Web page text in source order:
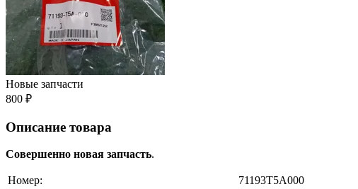
Новые запчасти
800 ₽
Описание товара
Совершенно новая запчасть.
Номер:
71193T5A000